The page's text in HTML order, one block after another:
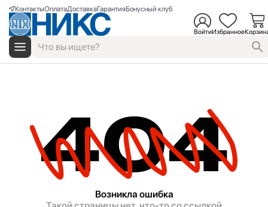
КонтактыОплатаДоставкаГарантияБонусный клуб
ВойтиИзбранное
404
Возникла ошибка